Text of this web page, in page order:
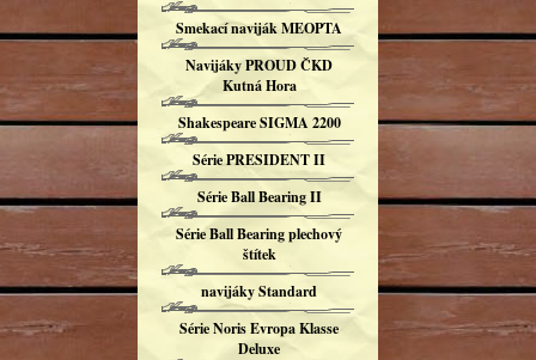
Smekací naviják MEOPTA
Navijáky PROUD ČKD
Kutná Hora
Shakespeare SIGMA 2200
Série PRESIDENT II
Série Ball Bearing II
Série Ball Bearing plechový
štítek
navijáky Standard
Série Noris Evropa Klasse
Deluxe